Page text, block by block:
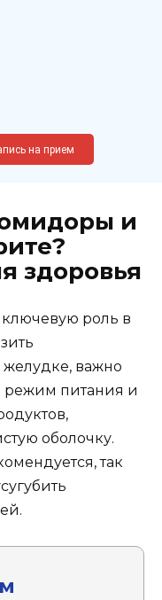
62, к12
на прием
и
здоровья
роль в
важно
режим питания и
оболочку.
так